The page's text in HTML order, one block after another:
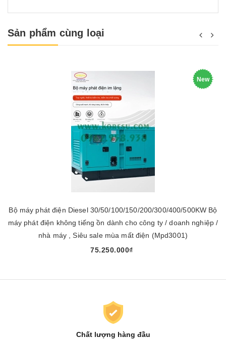
Sản phẩm cùng loại
New
Bộ máy phát điện Diesel 30/50/100/150/200/300/400/500KW Bộ
máy phát điện không tiếng ồn dành cho công ty / doanh nghiệp /
nhà máy , Siêu sale mùa mất điện (Mpd3001)
75.250.000₫
Chất lượng hàng đầu